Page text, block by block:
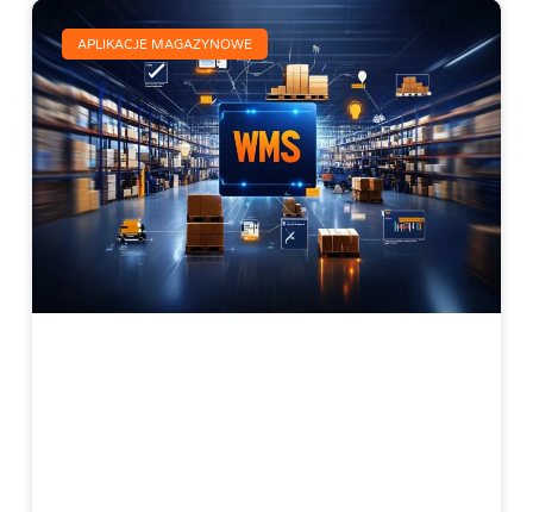
APLIKACJE MAGAZYNOWE